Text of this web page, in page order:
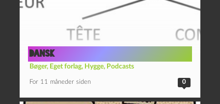
Dansk
Bøger, Eget forlag, Hygge, Podcasts
For 11 måneder siden 0